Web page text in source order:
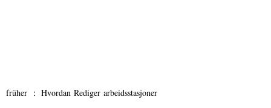
früher ： Hvordan Rediger arbeidsstasjoner